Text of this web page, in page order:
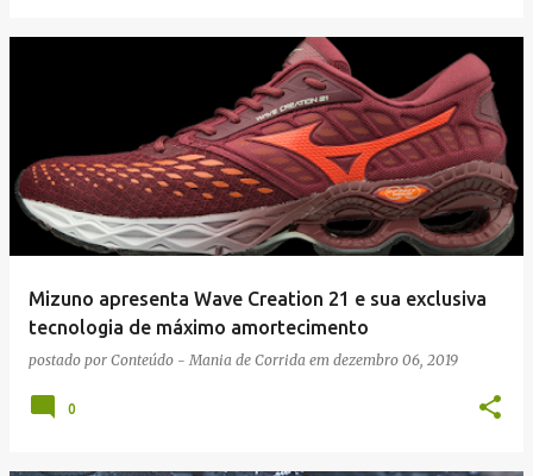
Mizuno apresenta Wave Creation 21 e sua exclusiva
tecnologia de máximo amortecimento
postado por Conteúdo - Mania de Corrida em dezembro 06, 2019
0